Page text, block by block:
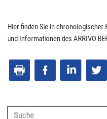
Hier finden Sie in chronologischer
und Informationen des ARRIVO
Suchformular